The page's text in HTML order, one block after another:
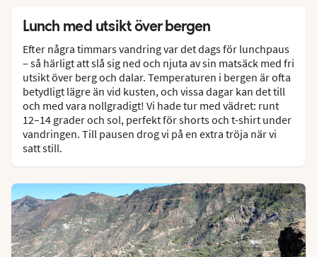
Lunch med utsikt över bergen
Efter några timmars vandring var det dags för lunchpaus
– så härligt att slå sig ned och njuta av sin matsäck med fri
utsikt över berg och dalar. Temperaturen i bergen är ofta
betydligt lägre än vid kusten, och vissa dagar kan det till
och med vara nollgradigt! Vi hade tur med vädret: runt
12–14 grader och sol, perfekt för shorts och t-shirt under
vandringen. Till pausen drog vi på en extra tröja när vi
satt still.